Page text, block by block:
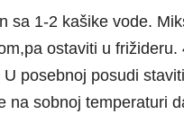
sa 1-2 kašike vode.
ostaviti u
posebnoj posudi
na sobnoj temperaturi